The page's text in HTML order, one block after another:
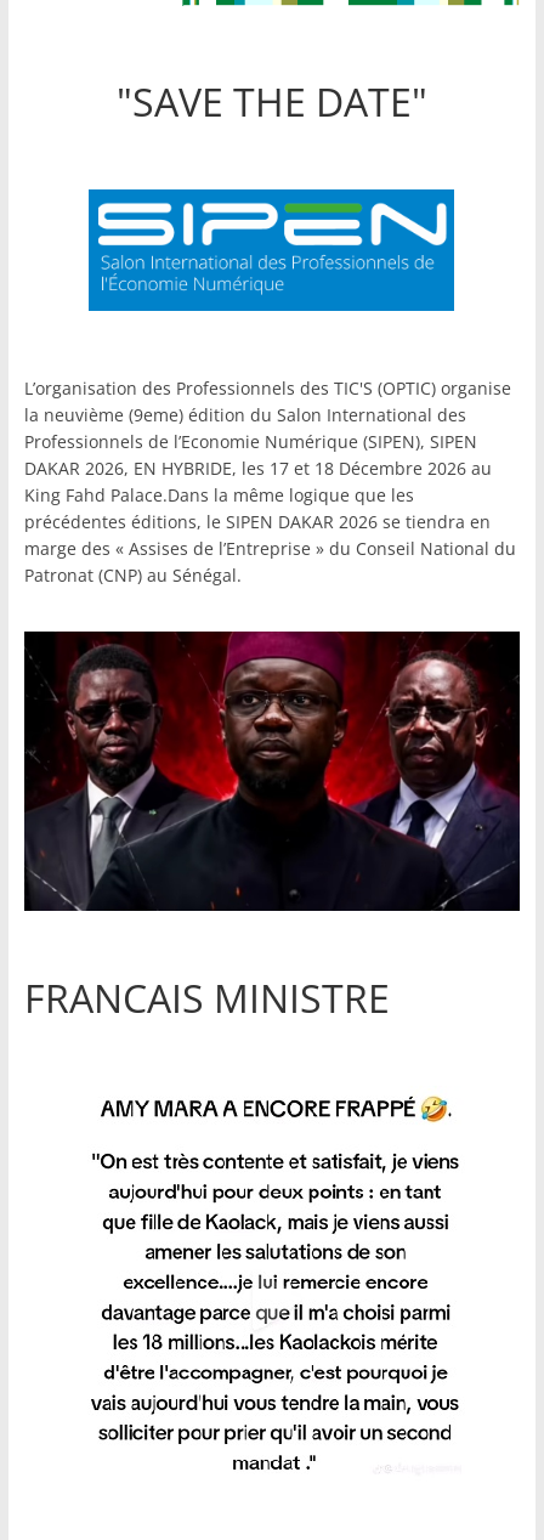
"SAVE THE DATE"
L’organisation des Professionnels des TIC'S (OPTIC) organise
la neuvième (9eme) édition du Salon International des
Professionnels de l’Economie Numérique (SIPEN), SIPEN
DAKAR 2026, EN HYBRIDE, les 17 et 18 Décembre 2026 au
King Fahd Palace.Dans la même logique que les
précédentes éditions, le SIPEN DAKAR 2026 se tiendra en
marge des « Assises de l’Entreprise » du Conseil National du
Patronat (CNP) au Sénégal.
FRANCAIS MINISTRE